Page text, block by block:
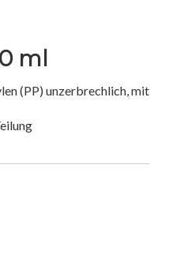
ml
(PP) unzerbrechlich, mit